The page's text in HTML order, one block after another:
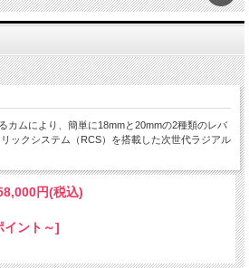
カムにより、簡単に18mmと20mmの2種類のレバ
ックシステム（RCS）を搭載した次世代ラジアル
円(税込)
ント～]